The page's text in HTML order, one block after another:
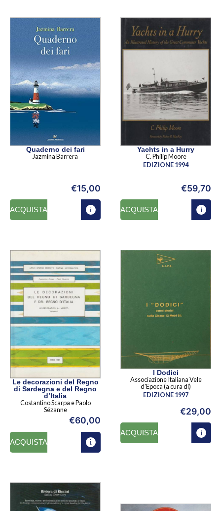
Quaderno dei fari
Jazmina Barrera
€15,00
ACQUISTA
Yachts in a Hurry
C. Philip Moore
EDIZIONE 1994
€59,70
ACQUISTA
Le decorazioni del Regno
di Sardegna e del Regno
d’Italia
Costantino Scarpa e Paolo
Sézanne
€60,00
ACQUISTA
I Dodici
Associazione Italiana Vele
d'Epoca (a cura di)
EDIZIONE 1997
€29,00
ACQUISTA